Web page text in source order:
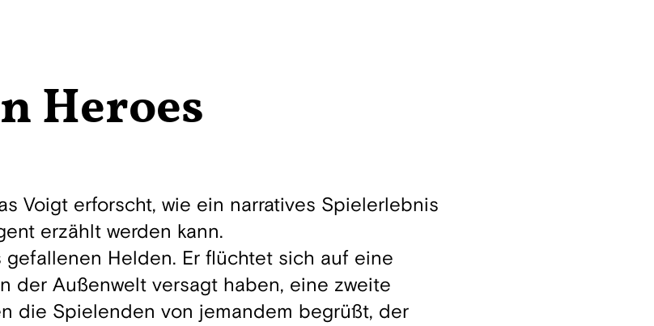
Heroes
Voigt erforscht, wie ein narratives Spielerlebnis
erzählt werden kann.
Helden. Er flüchtet sich auf eine
der Außenwelt versagt haben, eine zweite
die Spielenden von jemandem begrüßt, der